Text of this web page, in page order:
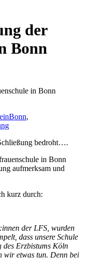
der
Bonn
in Bonn
Bonn,
bedroht….
in Bonn
aufmerksam und
kurz durch:
der LFS, wurden
dass unsere Schule
des Erzbistums Köln
wir etwas tun. Denn bei